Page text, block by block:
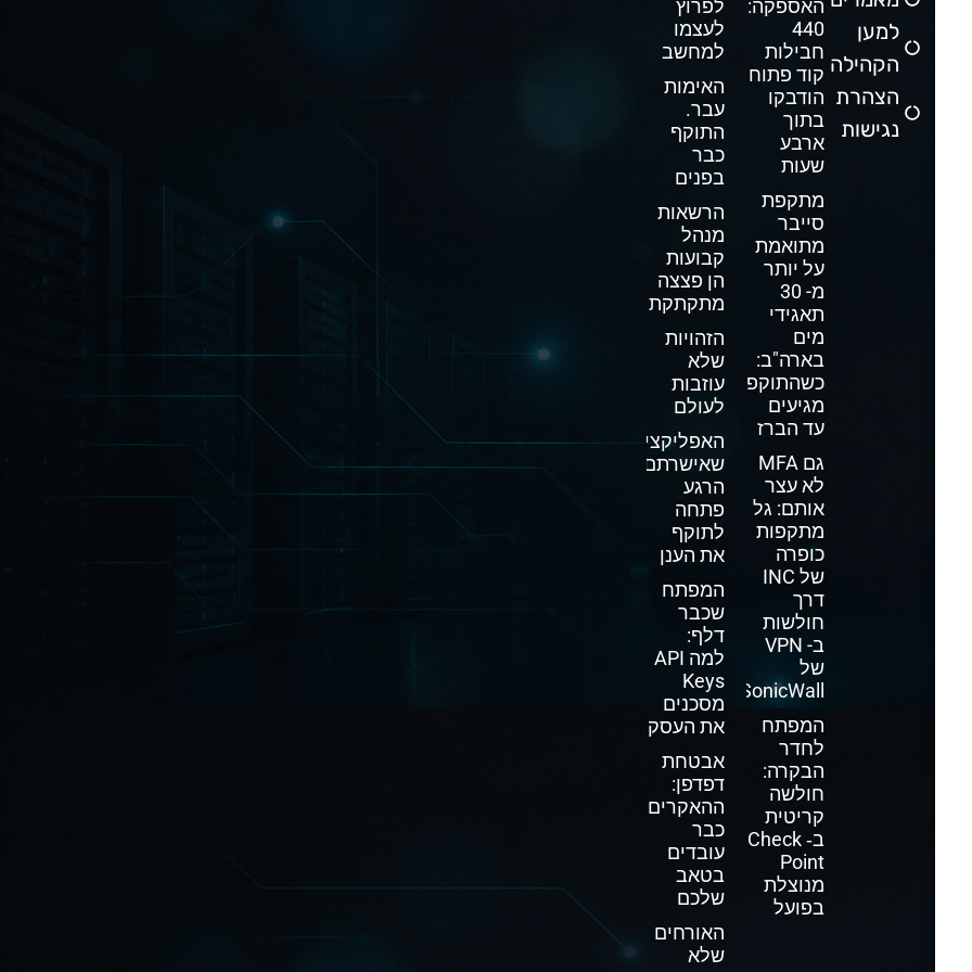
למען
הקהילה
הצהרת
נגישות
האספקה:
440
חבילות
קוד פתוח
הודבקו
בתוך
ארבע
שעות
מתקפת
סייבר
מתואמת
על יותר
מ- 30
תאגידי
מים
בארה"ב:
כשהתוקפים
מגיעים
עד הברז
גם MFA
לא עצר
אותם: גל
מתקפות
כופרה
של INC
דרך
חולשות
ב- VPN
של
SonicWall
המפתח
לחדר
הבקרה:
חולשה
קריטית
ב‑ Check
Point
מנוצלת
בפועל
לפרוץ
לעצמו
למחשב
האימות
עבר.
התוקף
כבר
בפנים
הרשאות
מנהל
קבועות
הן פצצה
מתקתקת
הזהויות
שלא
עוזבות
לעולם
האפליקציה
שאישרתם
הרגע
פתחה
לתוקף
את הענן
המפתח
שכבר
דלף:
למה API
Keys
מסכנים
את העסק
אבטחת
דפדפן:
ההאקרים
כבר
עובדים
בטאב
שלכם
האורחים
שלא